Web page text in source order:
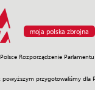
moja polska zbrojna
Rozporządzenie
powyższym przygotowaliśmy dla
Misje Polityka